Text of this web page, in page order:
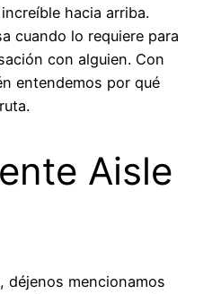
hacia arriba.
cuando lo requiere para
con alguien. Con
entendemos por qué
Aisle
déjenos mencionamos